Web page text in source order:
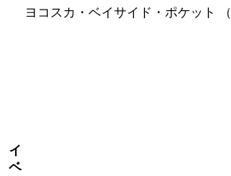
イ
ベ
ヨコスカ・ベイサイド・ポケット （